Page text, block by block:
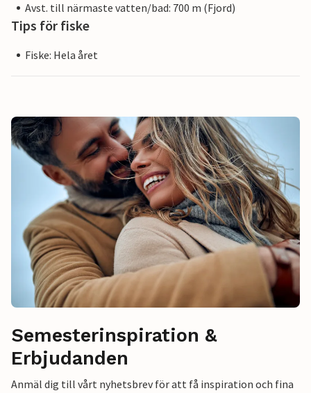
Avst. till närmaste vatten/bad: 700 m (Fjord)
Tips för fiske
Fiske: Hela året
Semesterinspiration &
Erbjudanden
Anmäl dig till vårt nyhetsbrev för att få inspiration och fina